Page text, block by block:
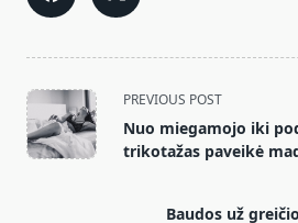
<span
class="nav-
subtitle
PREVIOUS POST
Nuo miegamojo iki
trikotažas paveikė
Baudos už